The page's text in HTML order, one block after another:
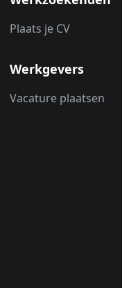
Plaats je CV
Werkgevers
Vacature plaatsen